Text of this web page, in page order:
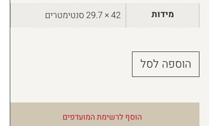
מידות 42 × 29.7 סנטימטרים
הוספה לסל
הוסף לרשימת המועדפים